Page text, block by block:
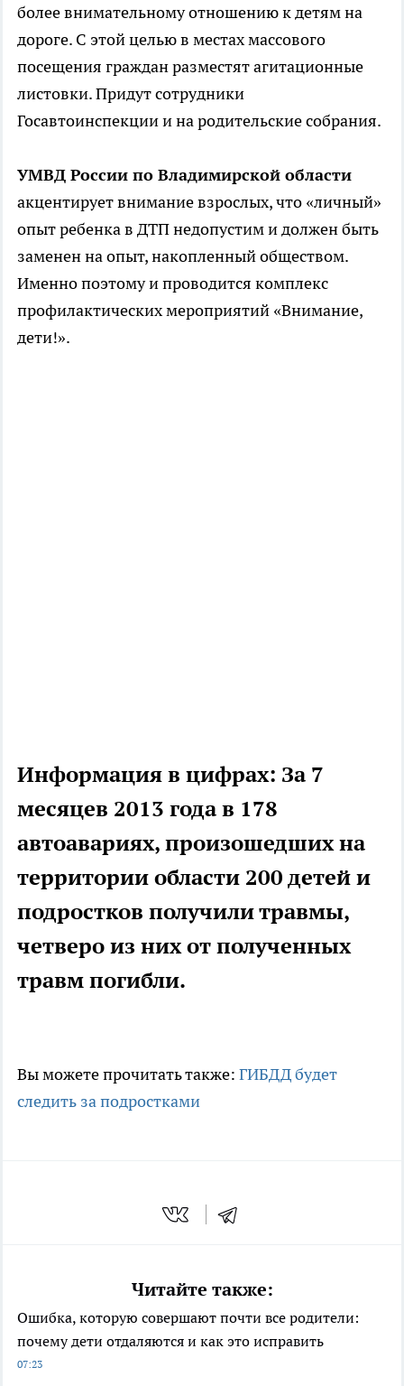
более внимательному отношению к детям на
дороге. С этой целью в местах массового
посещения граждан разместят агитационные
листовки. Придут сотрудники
Госавтоинспекции и на родительские собрания.
УМВД России по Владимирской области
акцентирует внимание взрослых, что «личный»
опыт ребенка в ДТП недопустим и должен быть
заменен на опыт, накопленный обществом.
Именно поэтому и проводится комплекс
профилактических мероприятий «Внимание,
дети!».
Информация в цифрах: За 7
месяцев 2013 года в 178
автоавариях, произошедших на
территории области 200 детей и
подростков получили травмы,
четверо из них от полученных
травм погибли.
Вы можете прочитать также: ГИБДД будет
следить за подростками
Читайте также:
Ошибка, которую совершают почти все родители:
почему дети отдаляются и как это исправить
07:23